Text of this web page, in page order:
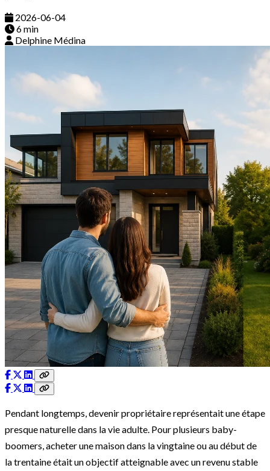
2026-06-04
6 min
Delphine Médina
Pendant longtemps, devenir propriétaire représentait une étape
presque naturelle dans la vie adulte. Pour plusieurs baby-
boomers, acheter une maison dans la vingtaine ou au début de
la trentaine était un objectif atteignable avec un revenu stable